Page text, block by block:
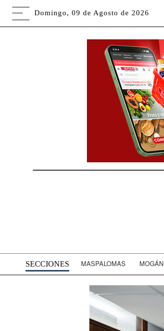
Domingo, 09 de Agosto de 2026
SECCIONES MASPALOMAS MOGÁN